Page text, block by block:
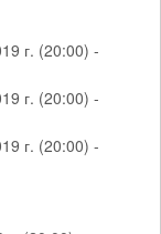
г. (20:00) -
г. (20:00) -
г. (20:00) -